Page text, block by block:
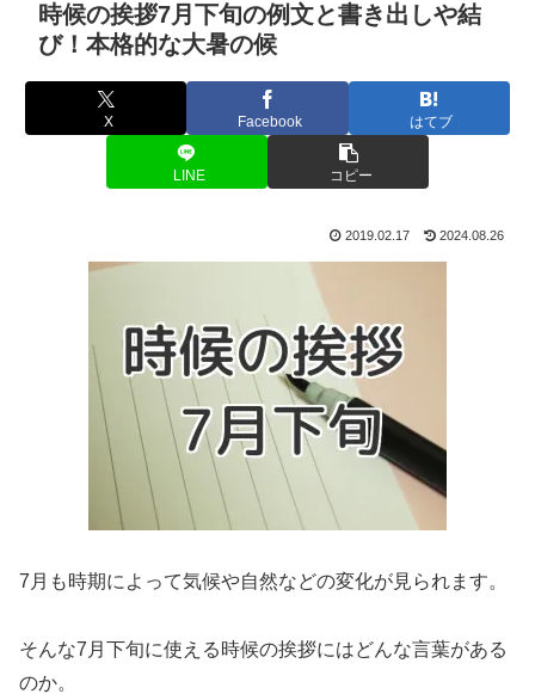
時候の挨拶7月下旬の例文と書き出しや結
び！本格的な大暑の候
X Facebook はてブ
LINE コピー
2019.02.17 2024.08.26
7月も時期によって気候や自然などの変化が見られます。
そんな7月下旬に使える時候の挨拶にはどんな言葉がある
のか。